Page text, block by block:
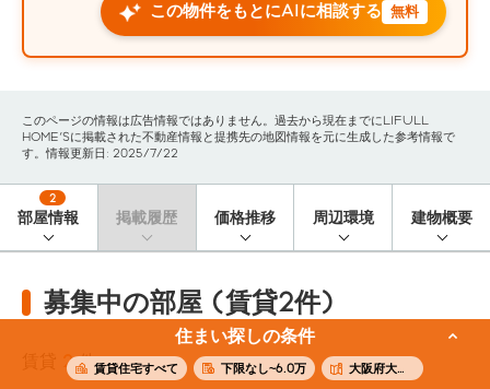
住まい探しの条件
賃貸住宅すべて 下限なし~6.0万 大阪府大阪狭山市
この物件をもとにAIに相談する 無料
このページの情報は広告情報ではありません。過去から現在までにLIFULL
HOME'Sに掲載された不動産情報と提携先の地図情報を元に生成した参考情報で
す。情報更新日: 2025/7/22
部屋情報
2
掲載履歴 価格推移 周辺環境 建物概要
募集中の部屋 (賃貸2件)
2 件